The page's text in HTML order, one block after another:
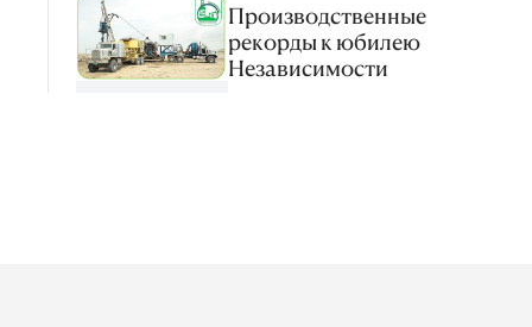
Производственные
рекорды к юбилею
Независимости